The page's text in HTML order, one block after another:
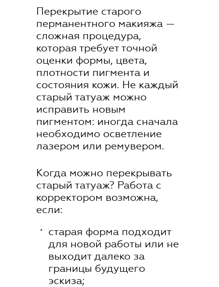
RU
+7 (800) 707-50-92
Перекрытие старого
перманентного макияжа —
сложная процедура,
которая требует точной
оценки формы, цвета,
плотности пигмента и
состояния кожи. Не каждый
старый татуаж можно
исправить новым
пигментом: иногда сначала
необходимо осветление
лазером или ремувером.
Когда можно перекрывать
старый татуаж? Работа с
корректором возможна,
если:
старая форма подходит
для новой работы или не
выходит далеко за
границы будущего
эскиза;